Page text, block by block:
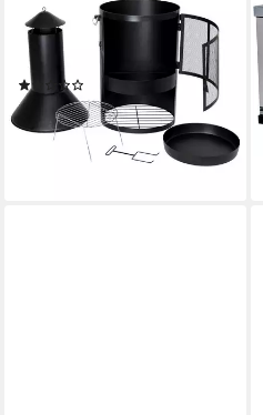
Holzkohlegrill Garten- und
Terrassenkamin Gartengrill
Gartenkamin Feuerstelle Grill
130,99 €
11,96 €mtl. in 12 Raten
lieferbar - in 5-6 Werktagen bei dir